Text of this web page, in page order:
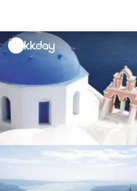
unread
notifications